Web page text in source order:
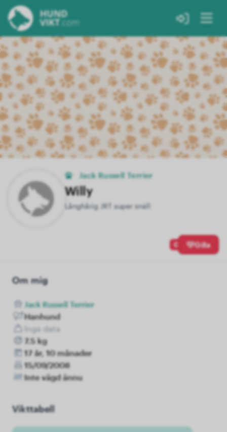
Jack Russell Terrier
Willy
Långhårig JRT super snäll
0 Gilla
Om mig
Jack Russell Terrier
Hanhund
Inga data
7.5 kg
17 år, 10 månader
15/09/2008
Inte vägd ännu
Vikttabell